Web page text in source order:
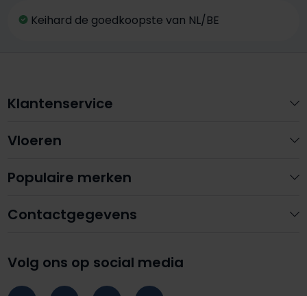
Keihard de goedkoopste van NL/BE
Contactgegevens
Volg ons op social media
Klantenservice
Vloeren
Populaire merken